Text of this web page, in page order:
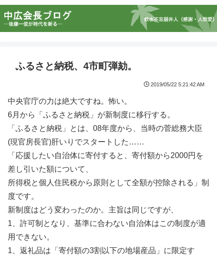
ふるさと納税、4市町弾劾。
2019/05/22 5:21:42 AM
中央官庁の力は絶大ですね。怖い。
6月から「ふるさと納税」が新制度に移行する。
「ふるさと納税」とは、08年度から、当時の菅総務大臣
(現官房長官)肝いりでスタートした……
「応援したい自治体に寄付すると、寄付額から2000円を
差し引いた額について、
所得税と個人住民税から原則として全額が控除される」制
度です。
新制度はどう変わったのか。主旨は同じですが、
1、許可制となり、基準に合わない自治体はこの制度が適
用できない。
1、返礼品は「寄付額の3割以下の地場産品」に限定す